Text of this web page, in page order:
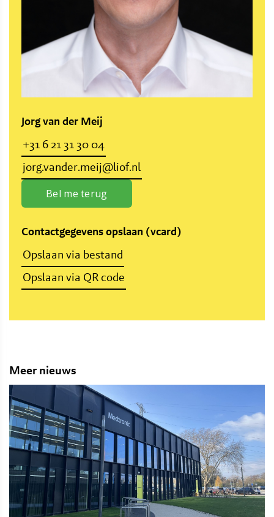
Jorg van der Meij
+31 6 21 31 30 04
jorg.vander.meij@liof.nl
Bel me terug
Contactgegevens opslaan (vcard)
Opslaan via bestand
Opslaan via QR code
Meer nieuws